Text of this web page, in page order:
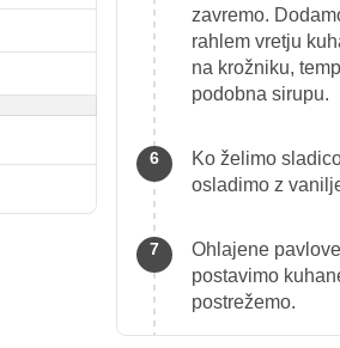
zavremo.
rahlem vretju
na krožniku,
podobna sirupu.
Ko želimo
osladimo z
Ohlajene
postavimo
postrežemo.